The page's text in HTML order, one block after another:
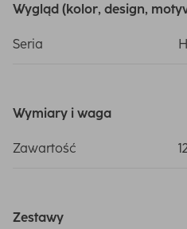
Wygląd (kolor, design,
Seria
Wymiary i waga
Zawartość
Zestawy